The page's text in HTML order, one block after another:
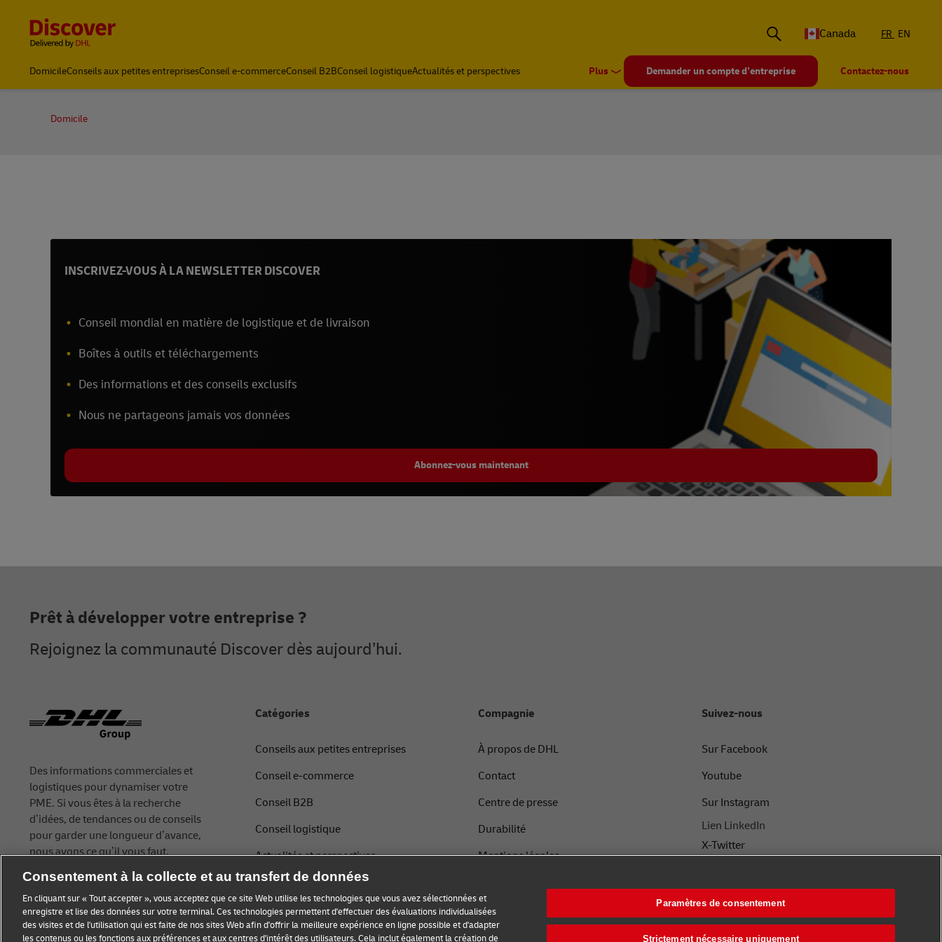
Canada
FR EN
DomicileConseils aux petites entreprisesConseil e-commerceConseil B2BConseil logistiqueActualités et perspectives Plus Demander un compte d’entreprise Contactez-nous
Domicile
INSCRIVEZ-VOUS À LA NEWSLETTER DISCOVER
Conseil mondial en matière de logistique et de livraison
Boîtes à outils et téléchargements
Des informations et des conseils exclusifs
Nous ne partageons jamais vos données
Abonnez-vous maintenant
Des informations commerciales et
logistiques pour dynamiser votre
PME. Si vous êtes à la recherche
d’idées, de tendances ou de conseils
pour garder une longueur d’avance,
nous avons ce qu’il vous faut.
Prêt à développer votre entreprise ?
Rejoignez la communauté Discover dès aujourd’hui.
Catégories
Conseils aux petites entreprises
Conseil e-commerce
Conseil B2B
Conseil logistique
Actualités et perspectives
Expédition avec DHL
Compagnie
À propos de DHL
Contact
Centre de presse
Durabilité
Mentions légales
Vie privée
Cookie Settings
Suivez-nous
Sur Facebook
Youtube
Sur Instagram
Lien LinkedIn
X-Twitter
Consentement à la collecte et au transfert de données
En cliquant sur « Tout accepter », vous acceptez que ce site Web utilise les technologies que vous avez sélectionnées et
enregistre et lise des données sur votre terminal. Ces technologies permettent d'effectuer des évaluations individualisées
des visites et de l'utilisation qui est faite de nos sites Web afin d'offrir la meilleure expérience en ligne possible et d'adapter
les contenus ou les fonctions aux préférences et aux centres d'intérêt des utilisateurs. Cela inclut également la création de
Paramètres de consentement
Strictement nécessaire uniquement